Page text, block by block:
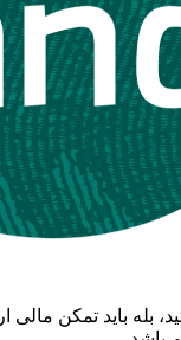
مالی ارائه بدید